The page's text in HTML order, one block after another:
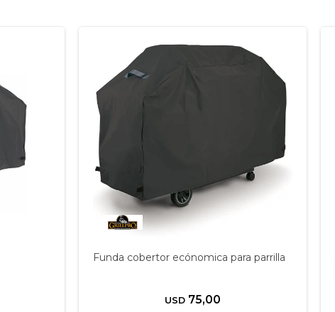
Funda cobertor ecónomica para parrilla
USD 75,00